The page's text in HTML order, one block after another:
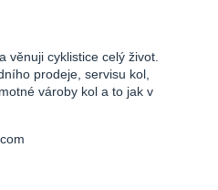
věnuji cyklistice celý život.
prodeje, servisu kol,
vároby kol a to jak v